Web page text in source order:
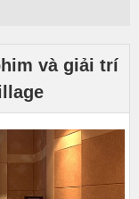
và giải trí